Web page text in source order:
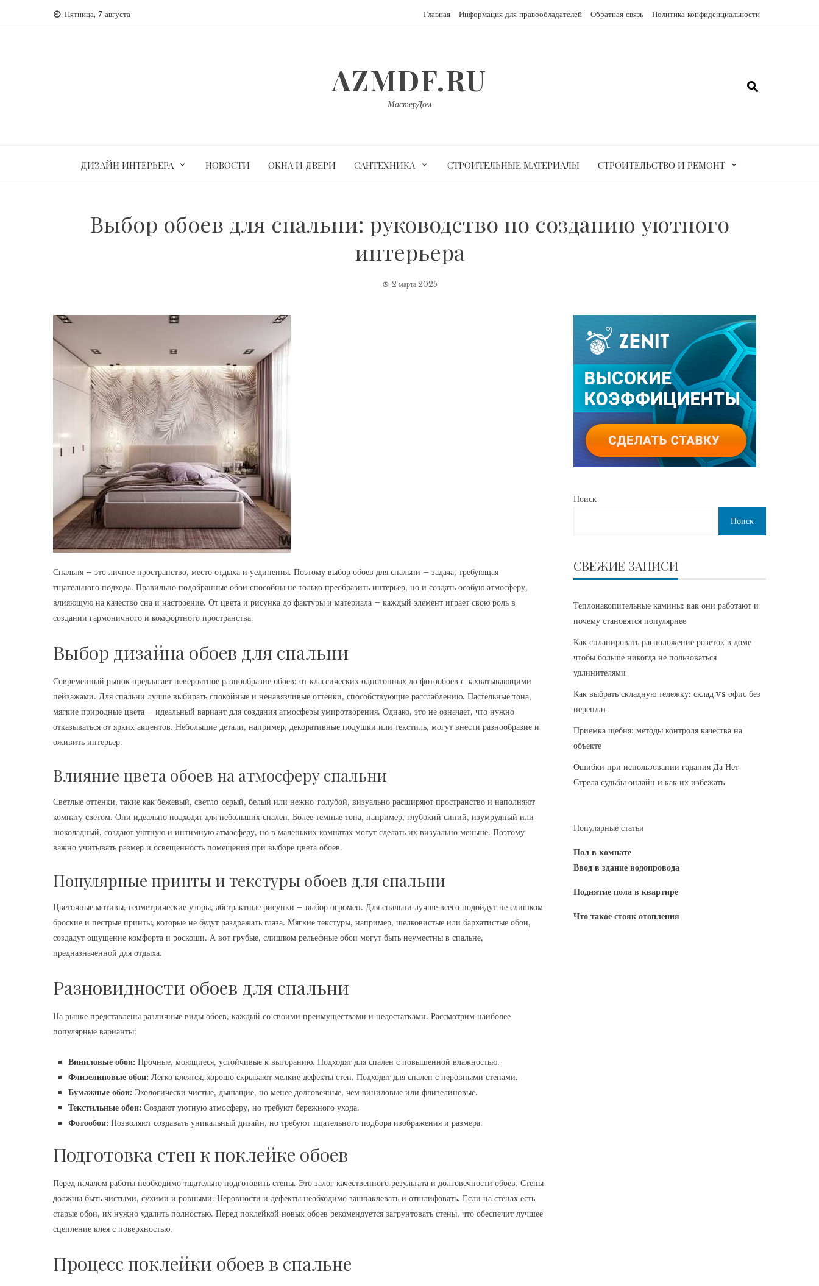
Пятница, 7 августа Главная Информация для правообладателей Обратная связь Политика конфиденциальности
AZMDF.RU
МастерДом
ДИЗАЙН ИНТЕРЬЕРА НОВОСТИ ОКНА И ДВЕРИ САНТЕХНИКА СТРОИТЕЛЬНЫЕ МАТЕРИАЛЫ СТРОИТЕЛЬСТВО И РЕМОНТ
Выбор обоев для спальни: руководство по созданию уютного
интерьера
2 марта 2025
Спальня – это личное пространство, место отдыха и уединения. Поэтому выбор обоев для спальни – задача, требующая
тщательного подхода. Правильно подобранные обои способны не только преобразить интерьер, но и создать особую атмосферу,
влияющую на качество сна и настроение. От цвета и рисунка до фактуры и материала – каждый элемент играет свою роль в
создании гармоничного и комфортного пространства.
Выбор дизайна обоев для спальни
Современный рынок предлагает невероятное разнообразие обоев: от классических однотонных до фотообоев с захватывающими
пейзажами. Для спальни лучше выбирать спокойные и ненавязчивые оттенки, способствующие расслаблению. Пастельные тона,
мягкие природные цвета – идеальный вариант для создания атмосферы умиротворения. Однако, это не означает, что нужно
отказываться от ярких акцентов. Небольшие детали, например, декоративные подушки или текстиль, могут внести разнообразие и
оживить интерьер.
Влияние цвета обоев на атмосферу спальни
Светлые оттенки, такие как бежевый, светло-серый, белый или нежно-голубой, визуально расширяют пространство и наполняют
комнату светом. Они идеально подходят для небольших спален. Более темные тона, например, глубокий синий, изумрудный или
шоколадный, создают уютную и интимную атмосферу, но в маленьких комнатах могут сделать их визуально меньше. Поэтому
важно учитывать размер и освещенность помещения при выборе цвета обоев.
Популярные принты и текстуры обоев для спальни
Цветочные мотивы, геометрические узоры, абстрактные рисунки – выбор огромен. Для спальни лучше всего подойдут не слишком
броские и пестрые принты, которые не будут раздражать глаза. Мягкие текстуры, например, шелковистые или бархатистые обои,
создадут ощущение комфорта и роскоши. А вот грубые, слишком рельефные обои могут быть неуместны в спальне,
предназначенной для отдыха.
Разновидности обоев для спальни
На рынке представлены различные виды обоев, каждый со своими преимуществами и недостатками. Рассмотрим наиболее
популярные варианты:
Виниловые обои: Прочные, моющиеся, устойчивые к выгоранию. Подходят для спален с повышенной влажностью.
Флизелиновые обои: Легко клеятся, хорошо скрывают мелкие дефекты стен. Подходят для спален с неровными стенами.
Бумажные обои: Экологически чистые, дышащие, но менее долговечные, чем виниловые или флизелиновые.
Текстильные обои: Создают уютную атмосферу, но требуют бережного ухода.
Фотообои: Позволяют создавать уникальный дизайн, но требуют тщательного подбора изображения и размера.
Подготовка стен к поклейке обоев
Перед началом работы необходимо тщательно подготовить стены. Это залог качественного результата и долговечности обоев. Стены
должны быть чистыми, сухими и ровными. Неровности и дефекты необходимо зашпаклевать и отшлифовать. Если на стенах есть
старые обои, их нужно удалить полностью. Перед поклейкой новых обоев рекомендуется загрунтовать стены, что обеспечит лучшее
сцепление клея с поверхностью.
Процесс поклейки обоев в спальне
Поиск
Поиск
СВЕЖИЕ ЗАПИСИ
Теплонакопительные камины: как они работают и
почему становятся популярнее
Как спланировать расположение розеток в доме
чтобы больше никогда не пользоваться
удлинителями
Как выбрать складную тележку: склад vs офис без
переплат
Приемка щебня: методы контроля качества на
объекте
Ошибки при использовании гадания Да Нет
Стрела судьбы онлайн и как их избежать
Популярные статьи
Пол в комнате
Ввод в здание водопровода
Поднятие пола в квартире
Что такое стояк отопления